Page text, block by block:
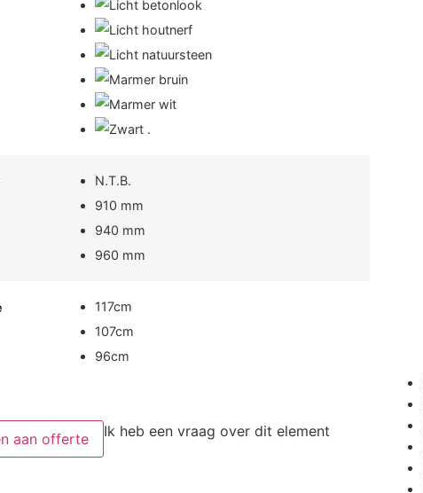
N.T.B.
910 mm
940 mm
960 mm
117cm
107cm
96cm
aan offerte Ik heb een vraag over dit element